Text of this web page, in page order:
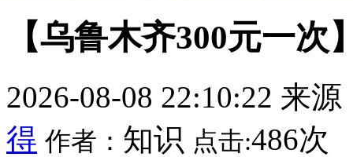
【乌鲁木齐300元一
2026-08-08 22:10:22 来源
得 作者： 知识 点击:486次